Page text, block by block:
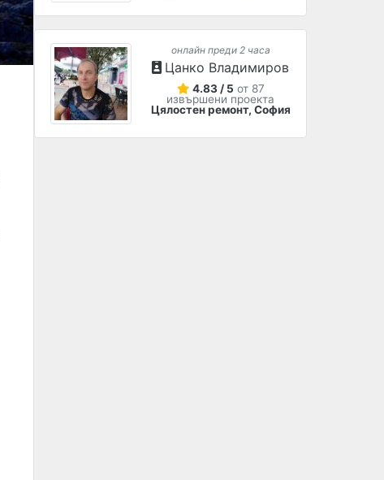
онлайн преди 2 часа
Цанко Владимиров
4.83 / 5 от 87
извършени проекта
Цялостен ремонт, София